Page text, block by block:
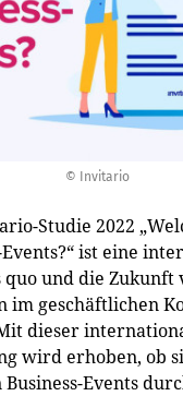
© Invitario
Studie 2022
ist eine
quo und die Zukunft
im geschäftlichen
dieser
wird erhoben, ob
Events